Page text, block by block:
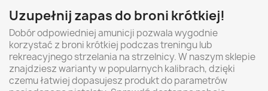
Uzupełnij zapas do broni krótkiej!
Dobór odpowiedniej amunicji pozwala wygodnie
korzystać z broni krótkiej podczas treningu lub
rekreacyjnego strzelania na strzelnicy. W naszym sklepie
znajdziesz warianty w popularnych kalibrach, dzięki
czemu łatwiej dopasujesz produkt do parametrów